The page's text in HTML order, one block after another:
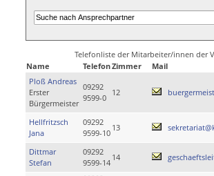
Telefonliste der Mitarbeiter/innen der
Name
TelefonZimmer
Mail
Ploß Andreas
Erster
Bürgermeister
09292
9599-0
12
Hellfritzsch
Jana
09292
9599-10
13
Dittmar
Stefan
09292
9599-14
14